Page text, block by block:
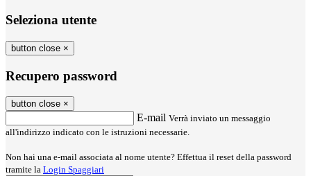
Seleziona utente
button close ×
Recupero password
button close ×
E-mail Verrà inviato un messaggio
all'indirizzo indicato con le istruzioni necessarie.
Non hai una e-mail associata al nome utente? Effettua il reset della password
tramite la Login Spaggiari